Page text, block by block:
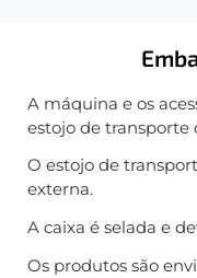
A máquina e os
estojo de transporte
O estojo de
externa.
A caixa é selada e
Os produtos são